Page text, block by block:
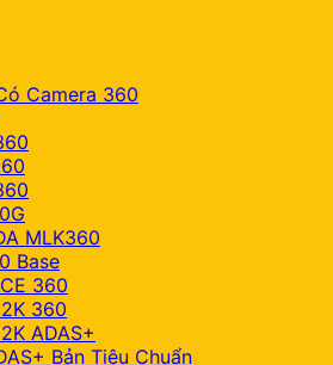
Camera 360
MLK360
Base
360
360
ADAS+
Bản Tiêu Chuẩn